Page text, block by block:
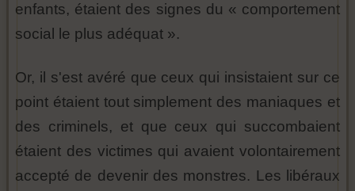
enfants, étaient des signes du « comportement
social le plus adéquat ».
Or, il s'est avéré que ceux qui insistaient sur ce
point étaient tout simplement des maniaques et
des criminels, et que ceux qui succombaient
étaient des victimes qui avaient volontairement
accepté de devenir des monstres. Les libéraux